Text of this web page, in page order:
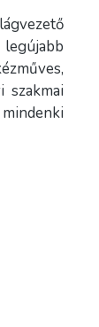
szakmai